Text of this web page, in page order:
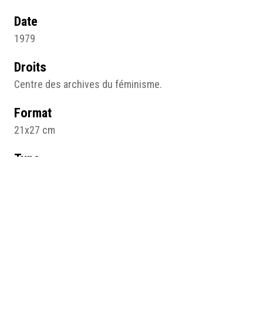
Date
1979
Droits
Centre des archives du féminisme.
Format
21x27 cm
Type